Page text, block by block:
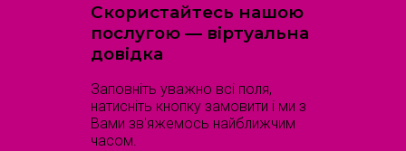
Скористайтесь нашою
послугою — віртуальна
довідка
Заповніть уважно всі поля,
натисніть кнопку замовити і ми з
Вами зв'яжемось найближчим
часом.